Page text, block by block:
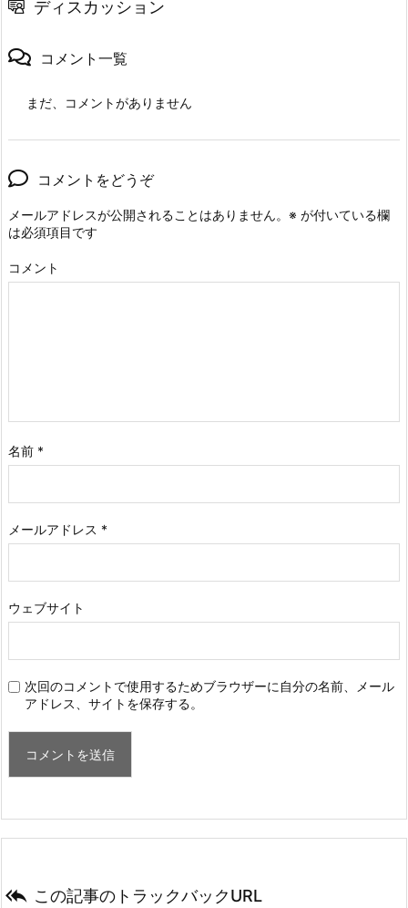
ディスカッション
コメント一覧
まだ、コメントがありません
コメントをどうぞ
メールアドレスが公開されることはありません。 ※ が付いている欄
は必須項目です
コメント
名前 *
メールアドレス *
ウェブサイト
次回のコメントで使用するためブラウザーに自分の名前、メール
アドレス、サイトを保存する。
 この記事のトラックバックURL